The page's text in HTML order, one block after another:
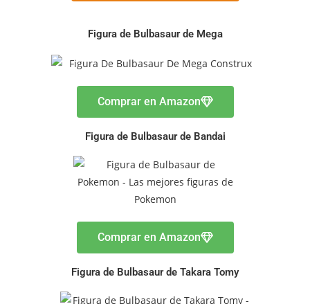
Figura de Bulbasaur de Mega
Comprar en Amazon
Figura de Bulbasaur de Bandai
Comprar en Amazon
Figura de Bulbasaur de Takara Tomy